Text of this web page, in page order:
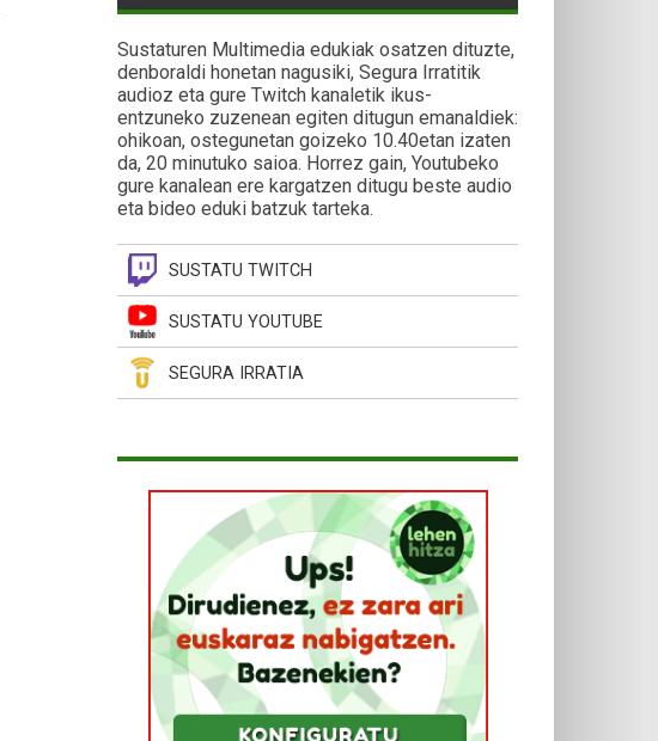
Sustaturen Multimedia edukiak osatzen dituzte,
denboraldi honetan nagusiki, Segura Irratitik
audioz eta gure Twitch kanaletik ikus-
entzuneko zuzenean egiten ditugun emanaldiek:
ohikoan, ostegunetan goizeko 10.40etan izaten
da, 20 minutuko saioa. Horrez gain, Youtubeko
gure kanalean ere kargatzen ditugu beste audio
eta bideo eduki batzuk tarteka.
SUSTATU TWITCH
SUSTATU YOUTUBE
SEGURA IRRATIA